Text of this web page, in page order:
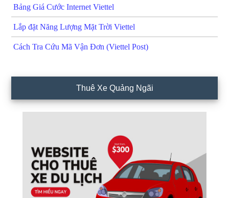
Bảng Giá Cước Internet Viettel
Lắp đặt Năng Lượng Mặt Trời Viettel
Cách Tra Cứu Mã Vận Đơn (Viettel Post)
Thuê Xe Quảng Ngãi